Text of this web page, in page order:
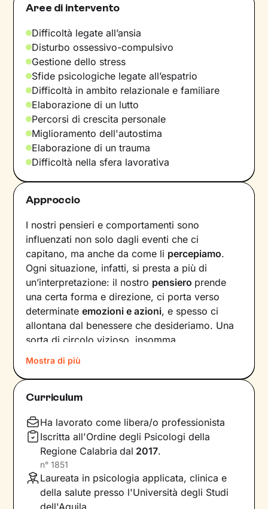
Aree di intervento
Difficoltà legate all’ansia
Disturbo ossessivo-compulsivo
Gestione dello stress
Sfide psicologiche legate all’espatrio
Difficoltà in ambito relazionale e familiare
Elaborazione di un lutto
Percorsi di crescita personale
Miglioramento dell'autostima
Elaborazione di un trauma
Difficoltà nella sfera lavorativa
Approccio
I nostri pensieri e comportamenti sono
influenzati non solo dagli eventi che ci
capitano, ma anche da come li percepiamo.
Ogni situazione, infatti, si presta a più di
un’interpretazione: il nostro pensiero prende
una certa forma e direzione, ci porta verso
determinateemozioni e azioni, e spesso ci
allontana dal benessere che desideriamo. Una
sorta di circolo vizioso, insomma.
Si può interrompere questo circuito,
innescando uncambiamento che porti a una
maggiore serenità
comportamenti che lo generano.
Il mio compito sarà quello di accompagnarti in
questo processo, aiutandoti prima di tutto a
diventareconsapevole di tutto quelloche
influenza l’interpretazione degli eventi della tua
vita. Ti insegnerò a
potenziare le tue risorse
Mostra di più
Curriculum
Ha lavorato come libera/o professionista
Iscritta all'Ordine degli Psicologi della
Regione Calabria dal 2017.
n° 1851
Laureata in psicologia applicata, clinica e
della salute presso l'Università degli Studi
dell'Aquila